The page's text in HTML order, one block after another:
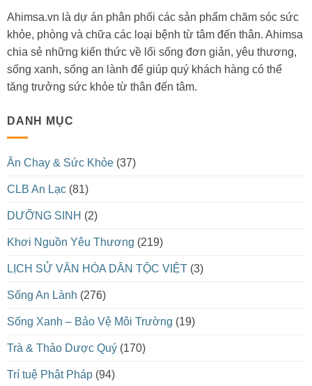
Ahimsa.vn là dự án phân phối các sản phẩm chăm sóc sức
khỏe, phòng và chữa các loại bệnh từ tâm đến thân. Ahimsa
chia sẻ những kiến thức về lối sống đơn giản, yêu thương,
sống xanh, sống an lành để giúp quý khách hàng có thể
tăng trưởng sức khỏe từ thân đến tâm.
DANH MỤC
Ăn Chay & Sức Khỏe (37)
CLB An Lạc (81)
DƯỠNG SINH (2)
Khơi Nguồn Yêu Thương (219)
LỊCH SỬ VĂN HÓA DÂN TỘC VIỆT (3)
Sống An Lành (276)
Sống Xanh – Bảo Vệ Môi Trường (19)
Trà & Thảo Dược Quý (170)
Trí tuệ Phật Pháp (94)